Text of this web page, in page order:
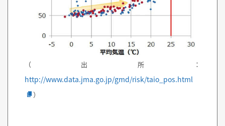
（出所：
http://www.data.jma.go.jp/gmd/risk/taio_pos.html
）